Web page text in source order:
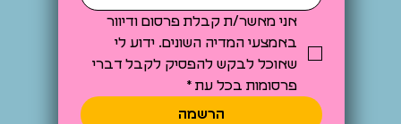
אני מאשר/ת קבלת פרסום ודיוור
באמצעי המדיה השונים. ידוע לי
שאוכל לבקש להפסיק לקבל דברי
פרסומות בכל עת *
הרשמה